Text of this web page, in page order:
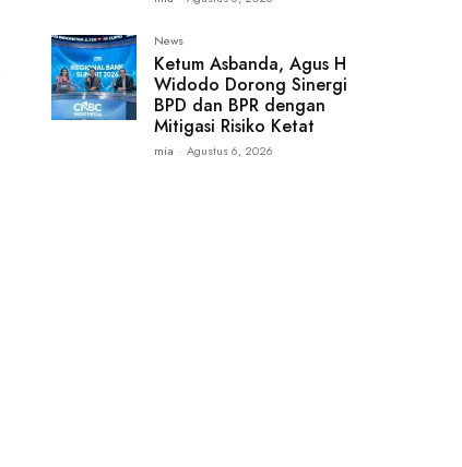
News
Ketum Asbanda, Agus H
Widodo Dorong Sinergi
BPD dan BPR dengan
Mitigasi Risiko Ketat
mia - Agustus 6, 2026